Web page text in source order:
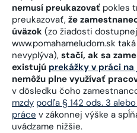
nemusí preukazovať pokles
preukazovať, že
úväzok (zo žiadosti
www.pomahameludom.sk
nevyplýva), stačí, ak sa
existujú prekážky v práci
nemôžu plne využívať
v dôsledku čoho
mzdy podľa § 142 ods. 3
práce v zákonnej výške a
uvádzame nižšie.